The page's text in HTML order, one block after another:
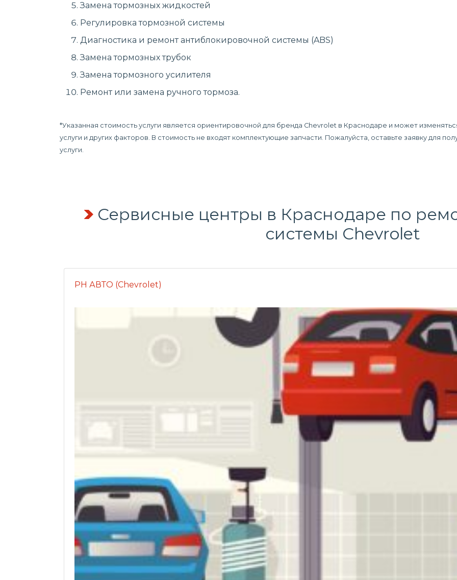
Замена тормозных жидкостей
Регулировка тормозной системы
Диагностика и ремонт антиблокировочной системы (ABS)
Замена тормозных трубок
Замена тормозного усилителя
Ремонт или замена ручного тормоза.
*Указанная стоимость услуги является ориентировочной для бренда Chevrolet в Краснодаре и может
услуги и других факторов. В стоимость не входят комплектующие запчасти. Пожалуйста, оставьте заявку для
услуги.
Сервисные центры в Краснодаре по
системы Chevrolet
РН АВТО (Chevrolet)